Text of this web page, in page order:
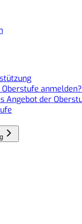
anmelden?
Angebot der